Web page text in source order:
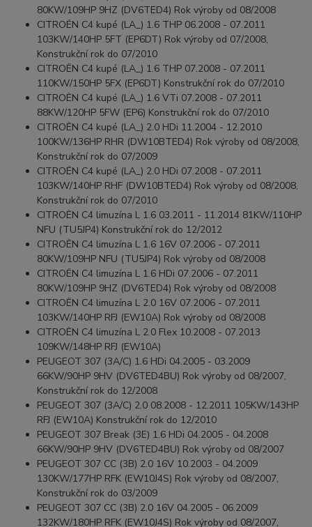
80KW/109HP 9HZ (DV6TED4) Rok výroby od 08/2008
CITROËN C4 kupé (LA_) 1.6 THP 06.2008 - 07.2011
103KW/140HP 5FT (EP6DT) Rok výroby od 07/2008,
Konstrukční rok do 07/2010
CITROËN C4 kupé (LA_) 1.6 THP 07.2008 - 07.2011
110KW/150HP 5FX (EP6DT) Konstrukční rok do 07/2010
CITROËN C4 kupé (LA_) 1.6 VTi 07.2008 - 07.2011
88KW/120HP 5FW (EP6) Konstrukční rok do 07/2010
CITROËN C4 kupé (LA_) 2.0 HDi 11.2004 - 12.2010
100KW/136HP RHR (DW10BTED4) Rok výroby od 08/2008,
Konstrukční rok do 07/2009
CITROËN C4 kupé (LA_) 2.0 HDi 07.2008 - 07.2011
103KW/140HP RHF (DW10BTED4) Rok výroby od 08/2008,
Konstrukční rok do 07/2010
CITROËN C4 limuzína L 1.6 03.2011 - 11.2014 81KW/110HP
NFU (TU5JP4) Konstrukční rok do 12/2012
CITROËN C4 limuzína L 1.6 16V 07.2006 - 07.2011
80KW/109HP NFU (TU5JP4) Rok výroby od 08/2008
CITROËN C4 limuzína L 1.6 HDi 07.2006 - 07.2011
80KW/109HP 9HZ (DV6TED4) Rok výroby od 08/2008
CITROËN C4 limuzína L 2.0 16V 07.2006 - 07.2011
103KW/140HP RFJ (EW10A) Rok výroby od 08/2008
CITROËN C4 limuzína L 2.0 Flex 10.2008 - 07.2013
109KW/148HP RFJ (EW10A)
PEUGEOT 307 (3A/C) 1.6 HDi 04.2005 - 03.2009
66KW/90HP 9HV (DV6TED4BU) Rok výroby od 08/2007,
Konstrukční rok do 12/2008
PEUGEOT 307 (3A/C) 2.0 08.2008 - 12.2011 105KW/143HP
RFJ (EW10A) Konstrukční rok do 12/2010
PEUGEOT 307 Break (3E) 1.6 HDi 04.2005 - 04.2008
66KW/90HP 9HV (DV6TED4BU) Rok výroby od 08/2007
PEUGEOT 307 CC (3B) 2.0 16V 10.2003 - 04.2009
130KW/177HP RFK (EW10J4S) Rok výroby od 08/2007,
Konstrukční rok do 03/2009
PEUGEOT 307 CC (3B) 2.0 16V 04.2005 - 06.2009
132KW/180HP RFK (EW10J4S) Rok výroby od 08/2007,